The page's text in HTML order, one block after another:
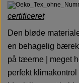
certificeret
Den bløde
en behagelig
på tæerne | meget
perfekt klimakontrol